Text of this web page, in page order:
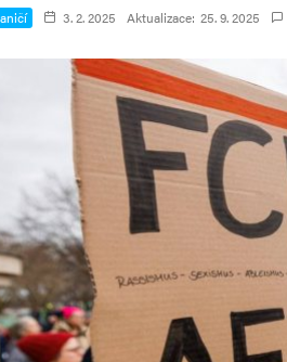
3. 2. 2025 Aktualizace: 25. 9. 2025